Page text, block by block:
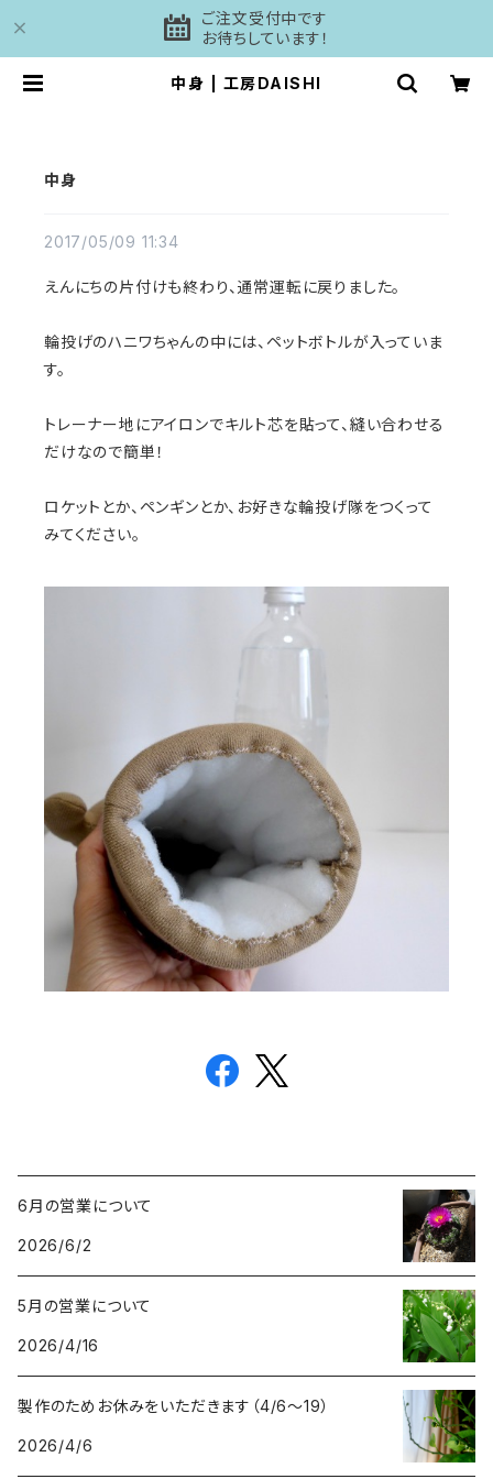
ご注文受付中です
お待ちしています！
中身 | 工房DAISHI
中身
2017/05/09 11:34
えんにちの片付けも終わり、通常運転に戻りました。
輪投げのハニワちゃんの中には、ペットボトルが入っていま
す。
トレーナー地にアイロンでキルト芯を貼って、縫い合わせる
だけなので簡単！
ロケットとか、ペンギンとか、お好きな輪投げ隊をつくって
みてください。
6月の営業について
2026/6/2
5月の営業について
2026/4/16
製作のためお休みをいただきます（4/6〜19）
2026/4/6